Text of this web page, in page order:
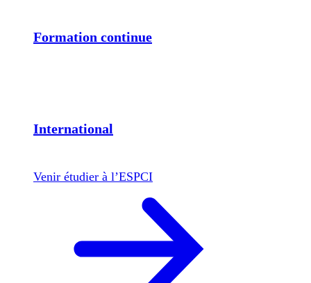
Formation continue
International
Venir étudier à l’ESPCI